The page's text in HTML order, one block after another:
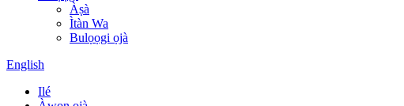
Àṣà
Ìtàn Wa
Bulọọgi ọjà
English
Ilé